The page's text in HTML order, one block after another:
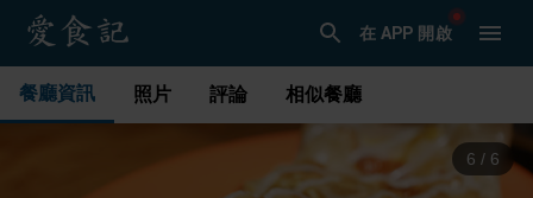
在 APP 開啟
餐廳資訊 照片 評論 相似餐廳
6 / 6